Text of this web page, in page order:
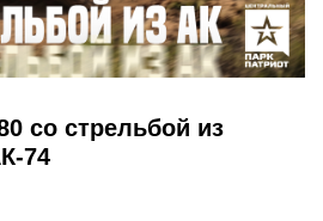
со стрельбой из
74